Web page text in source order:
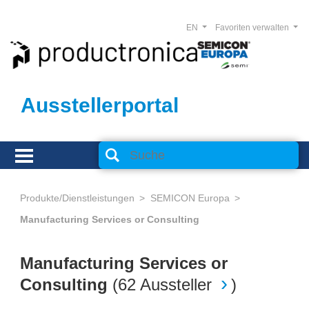
Ausstellerportal
Favoriten verwalten
EN
Produkte/Dienstleistungen
SEMICON Europa
Manufacturing Services or Consulting
Manufacturing Services or
Consulting (62 Aussteller )